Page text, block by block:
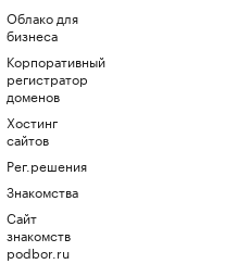
Облако для
бизнеса
Корпоративный
регистратор
доменов
Хостинг
сайтов
Рег.решения
Знакомства
Сайт
знакомств
podbor.ru